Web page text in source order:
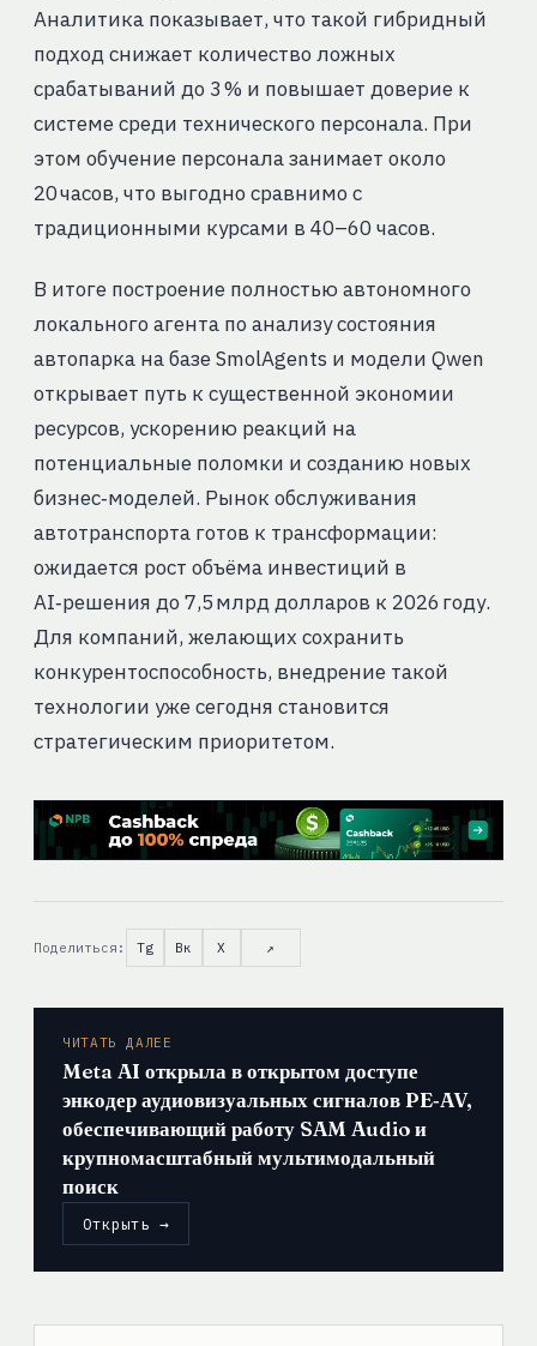
Аналитика показывает, что такой гибридный
подход снижает количество ложных
срабатываний до 3 % и повышает доверие к
системе среди технического персонала. При
этом обучение персонала занимает около
20 часов, что выгодно сравнимо с
традиционными курсами в 40–60 часов.
В итоге построение полностью автономного
локального агента по анализу состояния
автопарка на базе SmolAgents и модели Qwen
открывает путь к существенной экономии
ресурсов, ускорению реакций на
потенциальные поломки и созданию новых
бизнес‑моделей. Рынок обслуживания
автотранспорта готов к трансформации:
ожидается рост объёма инвестиций в
AI‑решения до 7,5 млрд долларов к 2026 году.
Для компаний, желающих сохранить
конкурентоспособность, внедрение такой
технологии уже сегодня становится
стратегическим приоритетом.
Поделиться: Tg Вк X ↗
ЧИТАТЬ ДАЛЕЕ
Meta AI открыла в открытом доступе
энкодер аудиовизуальных сигналов PE‑AV,
обеспечивающий работу SAM Audio и
крупномасштабный мультимодальный
поиск
Открыть →